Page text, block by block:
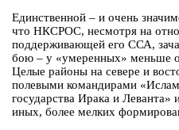
Единственной – и очень
что НКСРОС, несмотря на
поддерживающей его ССА,
бою – у «умеренных» меньше
Целые районы на севере и
полевыми командирами
государства Ирака и
иных, более мелких